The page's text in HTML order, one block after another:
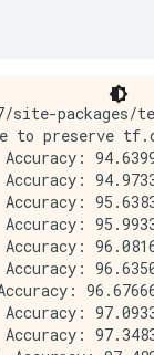
site-
to preserve